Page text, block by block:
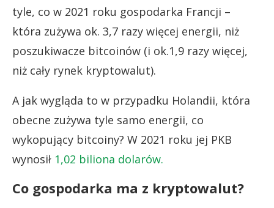
tyle, co w 2021 roku gospodarka Francji –
która zużywa ok. 3,7 razy więcej energii, niż
poszukiwacze bitcoinów (i ok.1,9 razy więcej,
niż cały rynek kryptowalut).
A jak wygląda to w przypadku Holandii, która
obecne zużywa tyle samo energii, co
wykopujący bitcoiny? W 2021 roku jej PKB
wynosił 1,02 biliona dolarów.
Co gospodarka ma z kryptowalut?